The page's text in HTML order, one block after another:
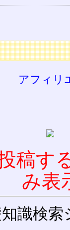
アフィリ
稿す
み表
識検索